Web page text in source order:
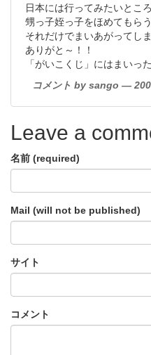
日本には行ってみたいとこ
甥っ子姪っ子をほめてもらう
それだけでまいあがってし
ありがと～！！
「がいこくじ」にはまいっ
コメント by sango —
Leave a
名前 (required)
Mail (will not be published)
サイト
コメント